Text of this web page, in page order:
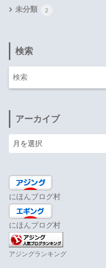
未分類 2
検索
アーカイブ
にほんブログ村
にほんブログ村
アジングランキング